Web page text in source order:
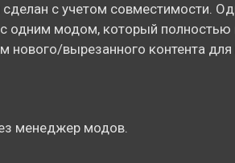
с учетом совместимости.
с одним модом, который
нового/вырезанного контента
менеджер модов.